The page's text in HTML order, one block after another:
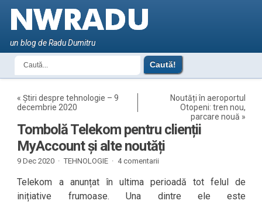
un blog de Radu Dumitru
«Știri despre tehnologie – 9
decembrie 2020
Noutăți în aeroportul
Otopeni: tren nou,
parcare nouă »
Tombolă Telekom pentru clienții
MyAccount și alte noutăți
9 Dec 2020 · TEHNOLOGIE · 4 comentarii
Telekom a anunțat în ultima perioadă tot felul de
inițiative frumoase. Una dintre ele este